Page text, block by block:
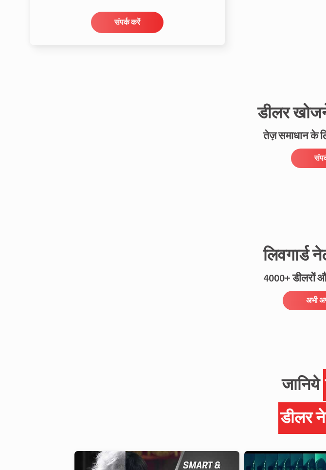
संपर्क करें
डीलर
तेज़ समाधान के
लिवगार्ड
4000+ डीलरों
अभी
जानिये
डीलर